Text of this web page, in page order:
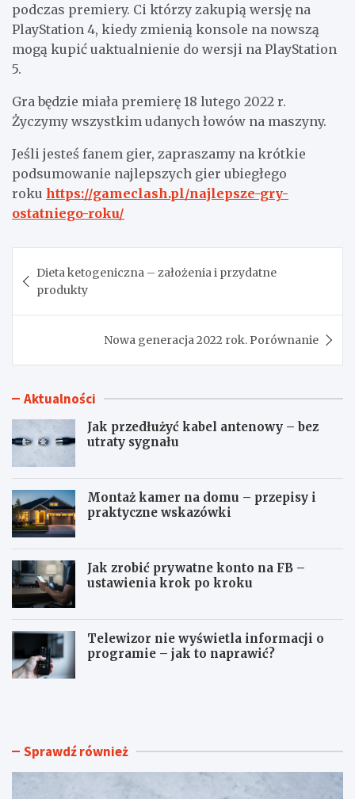
podczas premiery. Ci którzy zakupią wersję na
PlayStation 4, kiedy zmienią konsole na nowszą
mogą kupić uaktualnienie do wersji na PlayStation
5.
Gra będzie miała premierę 18 lutego 2022 r.
Życzymy wszystkim udanych łowów na maszyny.
Jeśli jesteś fanem gier, zapraszamy na krótkie
podsumowanie najlepszych gier ubiegłego
roku https://gameclash.pl/najlepsze-gry-
ostatniego-roku/
wpisu
Dieta ketogeniczna – założenia i przydatne
produkty
Nowa generacja 2022 rok. Porównanie
Aktualności
Jak przedłużyć kabel antenowy – bez
utraty sygnału
Montaż kamer na domu – przepisy i
praktyczne wskazówki
Jak zrobić prywatne konto na FB –
ustawienia krok po kroku
Telewizor nie wyświetla informacji o
programie – jak to naprawić?
J
z
M
ż Sprawdź również